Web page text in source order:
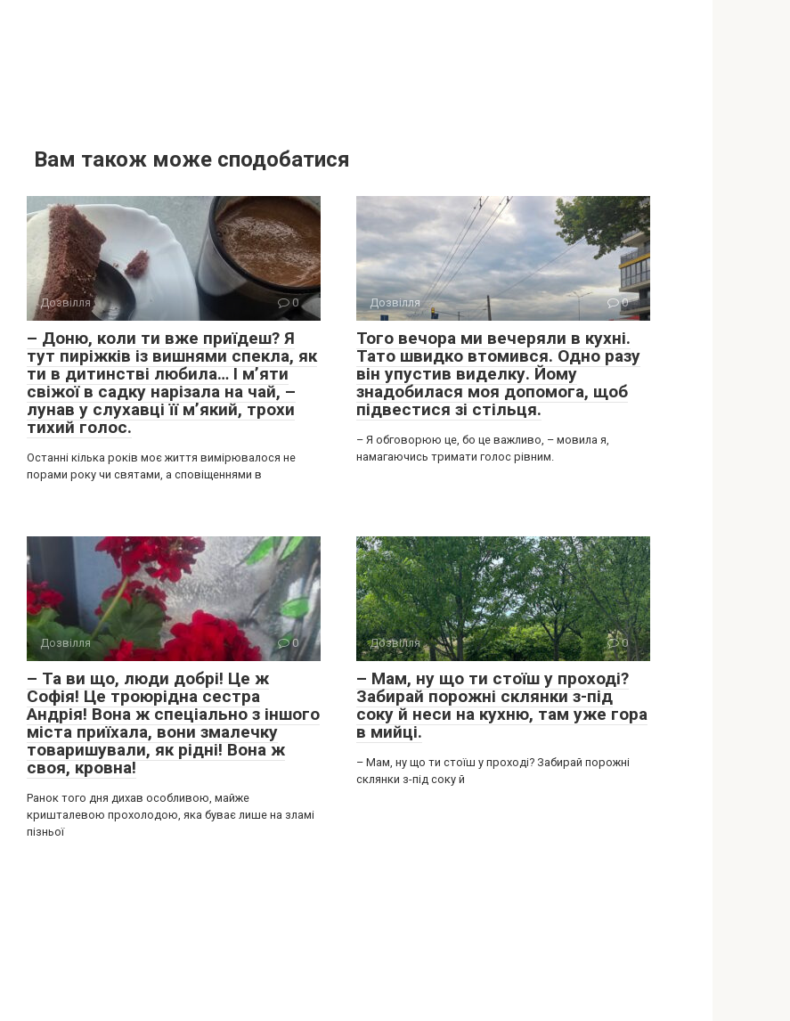
Вам також може сподобатися
Дозвілля 0
– Доню, коли ти вже приїдеш? Я
тут пиріжків із вишнями спекла, як
ти в дитинстві любила… І м’яти
свіжої в садку нарізала на чай, –
лунав у слухавці її м’який, трохи
тихий голос.
Останні кілька років моє життя вимірювалося не
порами року чи святами, а сповіщеннями в
Дозвілля 0
Того вечора ми вечеряли в кухні.
Тато швидко втомився. Одно разу
він упустив виделку. Йому
знадобилася моя допомога, щоб
підвестися зі стільця.
– Я обговорюю це, бо це важливо, – мовила я,
намагаючись тримати голос рівним.
Дозвілля 0
– Та ви що, люди добрі! Це ж
Софія! Це троюрідна сестра
Андрія! Вона ж спеціально з іншого
міста приїхала, вони змалечку
товаришували, як рідні! Вона ж
своя, кровна!
Ранок того дня дихав особливою, майже
кришталевою прохолодою, яка буває лише на зламі
пізньої
Дозвілля 0
– Мам, ну що ти стоїш у проході?
Забирай порожні склянки з-під
соку й неси на кухню, там уже гора
в мийці.
– Мам, ну що ти стоїш у проході? Забирай порожні
склянки з-під соку й